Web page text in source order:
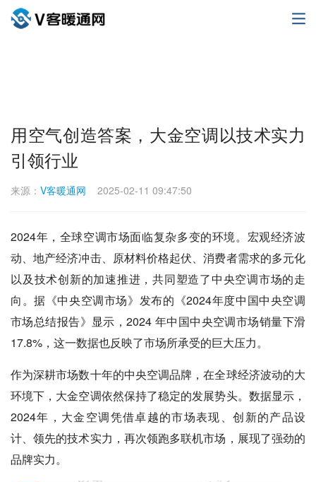
用空气创造答案，大金空调以技术实力
引领行业
来源： V客暖通网 2025-02-11 09:47:50
2024年，全球空调市场面临复杂多变的环境。宏观经济波
动、地产经济冲击、原材料价格起伏、消费者需求的多元化
以及技术创新的加速推进，共同塑造了中央空调市场的走
向。据《中央空调市场》发布的《2024年度中国中央空调
市场总结报告》显示，2024 年中国中央空调市场销量下滑
17.8%，这一数据也反映了市场所承受的巨大压力。
作为深耕市场数十年的中央空调品牌，在全球经济波动的大
环境下，大金空调依然保持了稳定的发展势头。数据显示，
2024年，大金空调凭借卓越的市场表现、创新的产品设
计、领先的技术实力，再次领跑多联机市场，展现了强劲的
品牌实力。